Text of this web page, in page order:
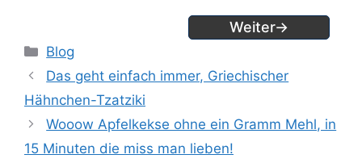
Weiter→
Kategorien
Blog
Das geht einfach immer, Griechischer
Hähnchen-Tzatziki
Wooow Apfelkekse ohne ein Gramm Mehl, in
15 Minuten die miss man lieben!